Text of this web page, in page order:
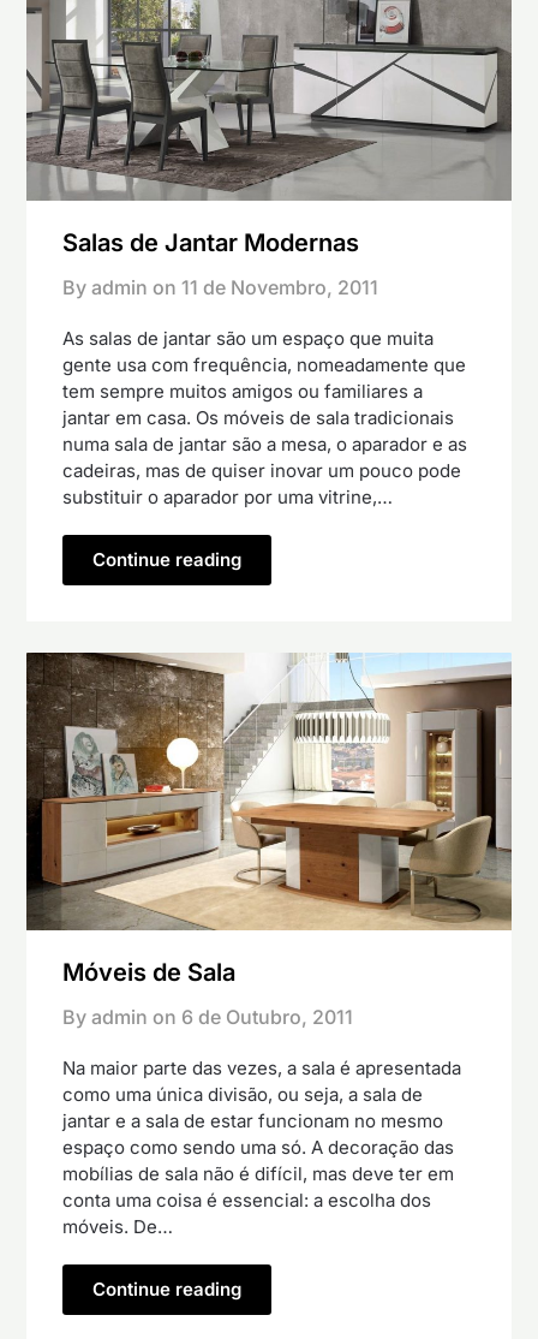
Salas de Jantar Modernas
By admin on 11 de Novembro, 2011
As salas de jantar são um espaço que muita
gente usa com frequência, nomeadamente que
tem sempre muitos amigos ou familiares a
jantar em casa. Os móveis de sala tradicionais
numa sala de jantar são a mesa, o aparador e as
cadeiras, mas de quiser inovar um pouco pode
substituir o aparador por uma vitrine,…
Continue reading
Móveis de Sala
By admin on 6 de Outubro, 2011
Na maior parte das vezes, a sala é apresentada
como uma única divisão, ou seja, a sala de
jantar e a sala de estar funcionam no mesmo
espaço como sendo uma só. A decoração das
mobílias de sala não é difícil, mas deve ter em
conta uma coisa é essencial: a escolha dos
móveis. De…
Continue reading